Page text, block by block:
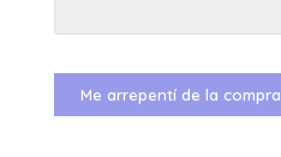
Me arrepentí de la compra